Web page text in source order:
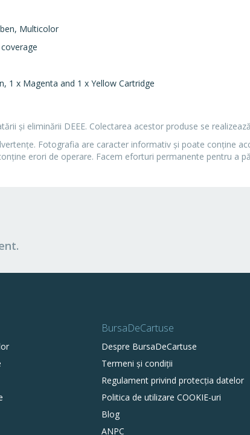
Multicolor
1 x Magenta and 1 x Yellow Cartridge
și eliminării DEEE. Colectarea acestor produse se
Fotografia are caracter informativ şi poate conţine
erori de operare. Facem eforturi permanente pentru a
BursaDeCartuse
Despre BursaDeCartuse
Termeni și condiții
Regulament privind protecția datelor
Politica de utilizare COOKIE-uri
Blog
ANPC